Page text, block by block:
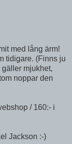
med lång ärm!
tidigare. (Finns ju
mjukhet,
noppar den
/ 160:- i
Jackson :-)